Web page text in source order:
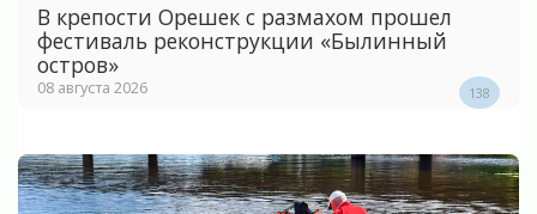
В крепости Орешек с размахом прошел
фестиваль реконструкции «Былинный
остров»
08 августа 2026 138